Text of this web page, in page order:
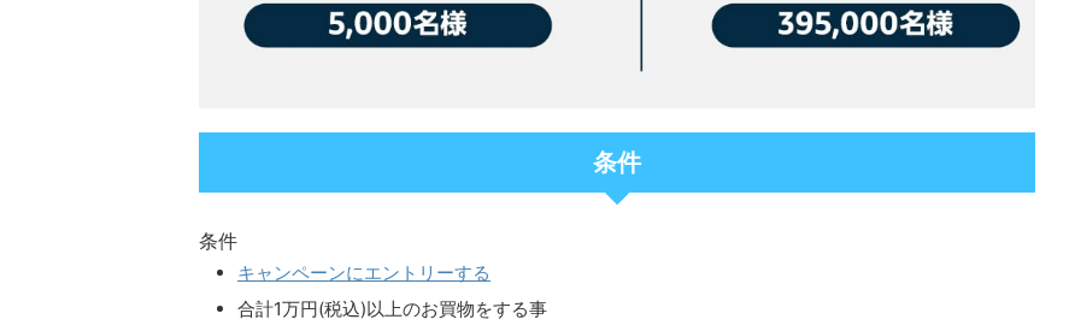
条件
条件
キャンペーンにエントリーする
合計1万円(税込)以上のお買物をする事